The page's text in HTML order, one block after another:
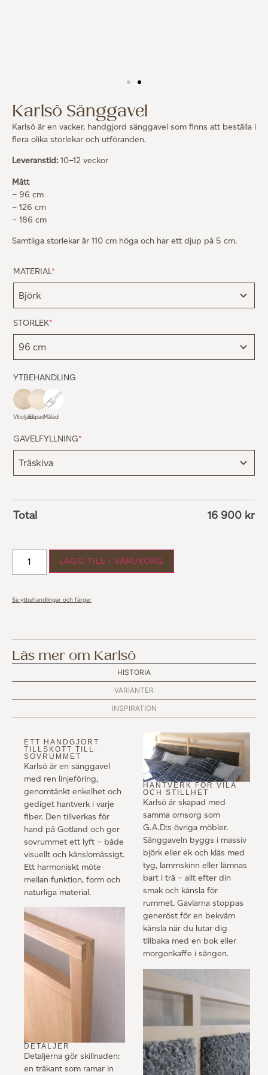
Karlsö Sänggavel
Karlsö är en vacker, handgjord sänggavel som finns att beställa i
flera olika storlekar och utföranden.
Leveranstid: 10–12 veckor
Mått
– 96 cm
– 126 cm
– 186 cm
Samtliga storlekar är 110 cm höga och har ett djup på 5 cm.
MATERIAL*
STORLEK*
YTBEHANDLING
VitoljadSåpadMålad
GAVELFYLLNING*
Total 16 900 kr
LÄGG TILL I VARUKORG
Se ytbehandlingar och färger
Läs mer om Karlsö
HISTORIA
VARIANTER
INSPIRATION
ETT HANDGJORT
TILLSKOTT TILL
SOVRUMMET
Karlsö är en sänggavel
med ren linjeföring,
genomtänkt enkelhet och
gediget hantverk i varje
fiber. Den tillverkas för
hand på Gotland och ger
sovrummet ett lyft – både
visuellt och känslomässigt.
Ett harmoniskt möte
mellan funktion, form och
naturliga material.
DETALJER
Detaljerna gör skillnaden:
en träkant som ramar in
HANTVERK FÖR VILA
OCH STILLHET
Karlsö är skapad med
samma omsorg som
G.A.D:s övriga möbler.
Sänggaveln byggs i massiv
björk eller ek och kläs med
tyg, lammskinn eller lämnas
bart i trä – allt efter din
smak och känsla för
rummet. Gavlarna stoppas
generöst för en bekväm
känsla när du lutar dig
tillbaka med en bok eller
morgonkaffe i sängen.